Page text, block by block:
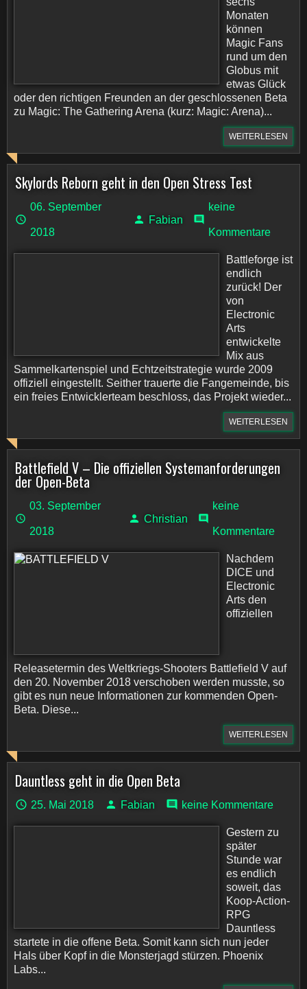
Monaten
können
Magic Fans
rund um den
Globus mit
etwas Glück
oder den richtigen Freunden an der geschlossenen Beta
zu Magic: The Gathering Arena (kurz: Magic: Arena)...
WEITERLESEN
Skylords Reborn geht in den Open Stress Test
06. September
2018
Fabian
keine
Kommentare
Battleforge ist
endlich
zurück! Der
von
Electronic
Arts
entwickelte
Mix aus
Sammelkartenspiel und Echtzeitstrategie wurde 2009
offiziell eingestellt. Seither trauerte die Fangemeinde, bis
ein freies Entwicklerteam beschloss, das Projekt wieder...
WEITERLESEN
Battlefield V – Die offiziellen Systemanforderungen
der Open-Beta
03. September
2018
Christian
keine
Kommentare
Nachdem
DICE und
Electronic
Arts den
offiziellen
Releasetermin des Weltkriegs-Shooters Battlefield V auf
den 20. November 2018 verschoben werden musste, so
gibt es nun neue Informationen zur kommenden Open-
Beta. Diese...
WEITERLESEN
Dauntless geht in die Open Beta
25. Mai 2018 Fabian keine Kommentare
Gestern zu
später
Stunde war
es endlich
soweit, das
Koop-Action-
RPG
Dauntless
startete in die offene Beta. Somit kann sich nun jeder
Hals über Kopf in die Monsterjagd stürzen. Phoenix
Labs...